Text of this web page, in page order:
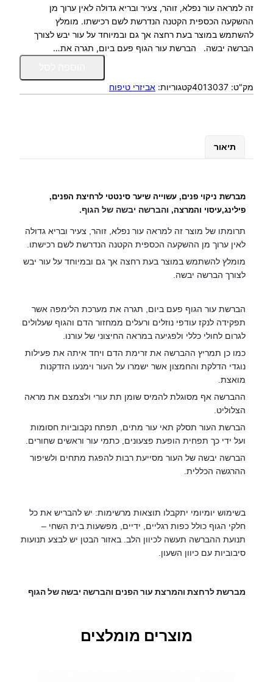
זה למראה עור נפלא, זוהר, צעיר ובריא גדולה לאין ערוך מן
ההשקעה הכספית הקטנה הנדרשת לשם רכישתו. מומלץ
להשתמש במוצר בעת רחצה אך גם ובמיוחד על עור יבש לצורך
הברשה יבשה. הברשת עור הגוף פעם ביום, תגרה את…
כ
ת
נ
ק
ו
י
ם
מק"ט: 4013037קטגוריות: אביזרי טיפוח
תיאור
מברשת ניקוי פנים, עשוייה שיער סינטטי לרחיצת הפנים,
פילינג,עיסוי והמרצה, והברשה יבשה של הגוף.
תרומתו של מוצר זה למראה עור נפלא, זוהר, צעיר ובריא גדולה
לאין ערוך מן ההשקעה הכספית הקטנה הנדרשת לשם רכישתו.
מומלץ להשתמש במוצר בעת רחצה אך גם ובמיוחד על עור יבש
לצורך הברשה יבשה.
הברשת עור הגוף פעם ביום, תגרה את מערכת הלימפה אשר
תפקידה לנקז עודפי נוזלים ורעלים ממחזור הדם והגוף שעלולים
לגרום לחולי כללי ולפגיעה במראה החיצוני של עורנו.
כמו כן תמריץ ההברשה את זרימת הדם ויחד איתה את פעילות
נוגדי הדלקת והחמצון אשר ישמרו על העור וימנעו הזדקנות
מואצת.
ההברשה אף מסוגלת להמיס שומן תת עורי ולצמצם את מראה
הצלוליט.
הברשת העור תסלק תאי עור מתים, תפתח נקבוביות חסומות
ועל ידי כך תפחית הופעת פצעונים, כתמי עור וראשים שחורים.
הברשה יבשה של העור מסייעת רבות להפגת מתחים ולשיפור
ההרגשה הכללית.
בשימוש יומיומי יתקבלו תוצאות מרשימות: יש להבריש את כל
חלקי הגוף כולל כפות רגליים, ידיים, מפשעות בית השחי –
תנועת ההברשה תעשה לכיוון הלב. באזור הבטן יש לבצע תנועות
סיבוביות עם כיוון השעון
מברשת לרחצת והמרצת עור הפנים והברשה יבשה של הגוף
מוצרים מומלצים